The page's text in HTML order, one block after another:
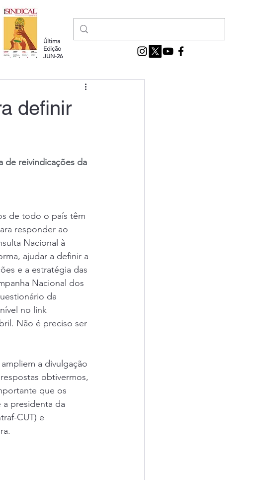
Última
Edição
JUN-26
definir
de reivindicações da
de todo o país têm
responder ao
Nacional à
ajudar a definir a
e a estratégia das
Nacional dos
da
no link
Não é preciso ser
a divulgação
obtivermos,
que os
a presidenta da
CUT) e